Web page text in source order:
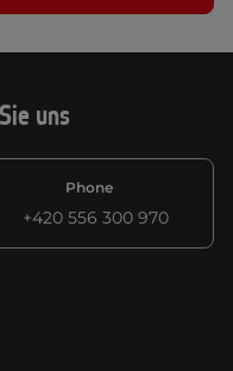
uns
Phone
+420 556 300 970